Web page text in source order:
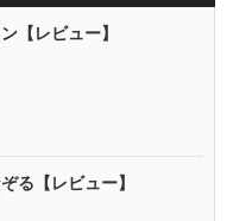
【レビュー】
る【レビュー】